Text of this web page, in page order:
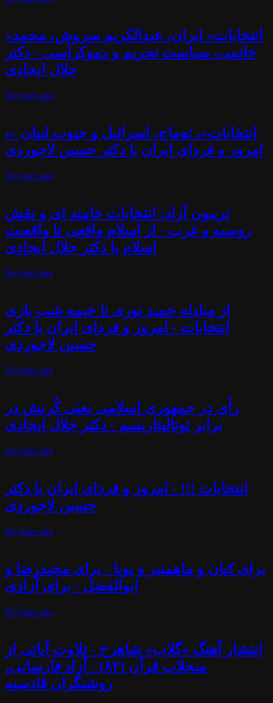
«انتخابات» ایران، عبدالکریم سروش، محمد
خاتمی، سیاست تحریم و دموکراسی - دکتر
جلال ایجادی
56 years ago
«انتخابات»، توماج، اسرائیل و جنوب لبنان -
امروز و فردای ایران با دکتر حسین لاجوردی
56 years ago
تریبون آزاد: انتخابات خامنه ای و نقش
روسیه و غرب - از اسلام واقعی تا واقعیت
اسلام با دکتر جلال ایجادی
56 years ago
از مبادله حمید نوری تا خیمه شب بازی
انتخابات - امروز و فردای ایران با دکتر
حسین لاجوردی
56 years ago
رأی در جمهوری اسلامی یعنی کُرنش در
برابر توتالیتاریسم - دکتر جلال ایجادی
56 years ago
انتخابات !!! - امروز و فردای ایران با دکتر
حسین لاجوردی
56 years ago
برای کیان و ماهمنیر و پویا - برای مجیدرضا و
ابوالفضل - برای آزادی
56 years ago
انتشار آهنگ «گلاب» شاهرخ - تلاوت آیاتی از
منجلاب قرآن (۸۲) - آزاد فارسانی،
روشنگران قادسیه